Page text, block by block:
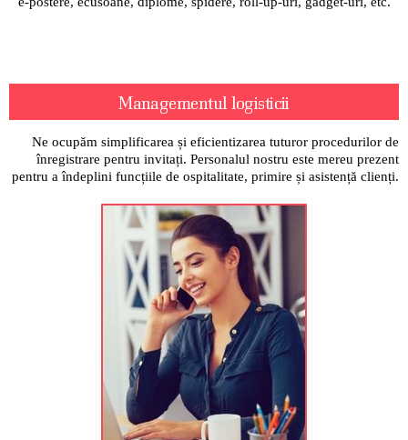
Managementul logisticii
Ne ocupăm simplificarea și eficientizarea tuturor procedurilor de
înregistrare pentru invitați. Personalul nostru este mereu prezent
pentru a îndeplini funcțiile de ospitalitate, primire și asistență clienți.